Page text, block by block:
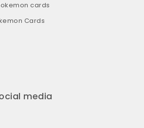
cards
Cards
media